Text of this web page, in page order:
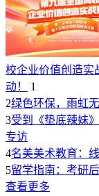
校企业价值创造实
动！
1
2绿色环保，雨虹
3受到《垫底辣妹
专访
4名美美术教育：
5留学指南：考研
查看更多